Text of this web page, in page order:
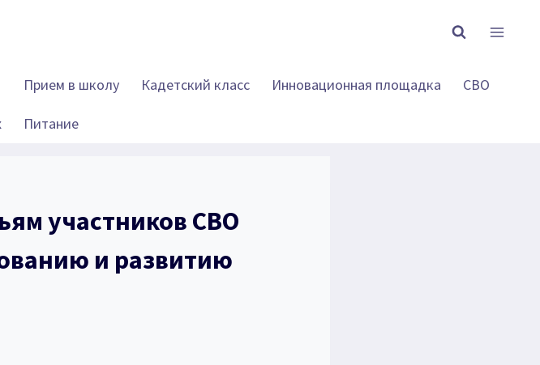
Прием в школу Кадетский класс Инновационная площадка СВО
Питание
участников СВО
и развитию